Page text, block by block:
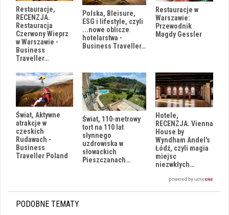
Restauracje,
RECENZJA.
Restauracja
Czerwony Wieprz
w Warszawie -
Business
Traveller…
Polska, Bleisure,
ESG i lifestyle, czyli
...nowe oblicze
hotelarstwa -
Business Traveller…
Restauracje w
Warszawie:
Przewodnik
Magdy Gessler
Świat, Aktywne
atrakcje w
czeskich
Rudawach -
Business
Traveller Poland
Świat, 110-metrowy
tort na 110 lat
słynnego
uzdrowiska w
słowackich
Pieszczanach…
Hotele,
RECENZJA. Vienna
House by
Wyndham Andel's
Łódź, czyli magia
miejsc
niezwkłych…
PODOBNE TEMATY